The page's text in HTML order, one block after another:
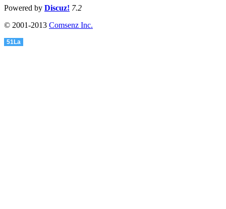
Powered by Discuz! 7.2
© 2001-2013 Comsenz Inc.
51La